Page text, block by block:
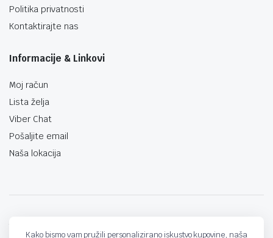
Politika privatnosti
Kontaktirajte nas
Informacije & Linkovi
Moj račun
Lista želja
Viber Chat
Pošaljite email
Naša lokacija
Kako bismo vam pružili personalizirano iskustvo kupovine, naša